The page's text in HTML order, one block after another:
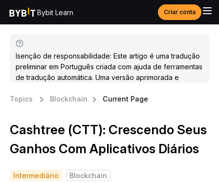
Bybit Learn Criar conta
Isenção de responsabilidade: Este artigo é uma tradução
preliminar em Português criada com ajuda de ferramentas
de tradução automática. Uma versão aprimorada e
Topics
Blockchain Current Page
Cashtree (CTT): Crescendo Seus
Ganhos Com Aplicativos Diários
Intermediário
Blockchain